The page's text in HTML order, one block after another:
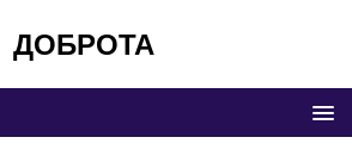
ДОБРОТА